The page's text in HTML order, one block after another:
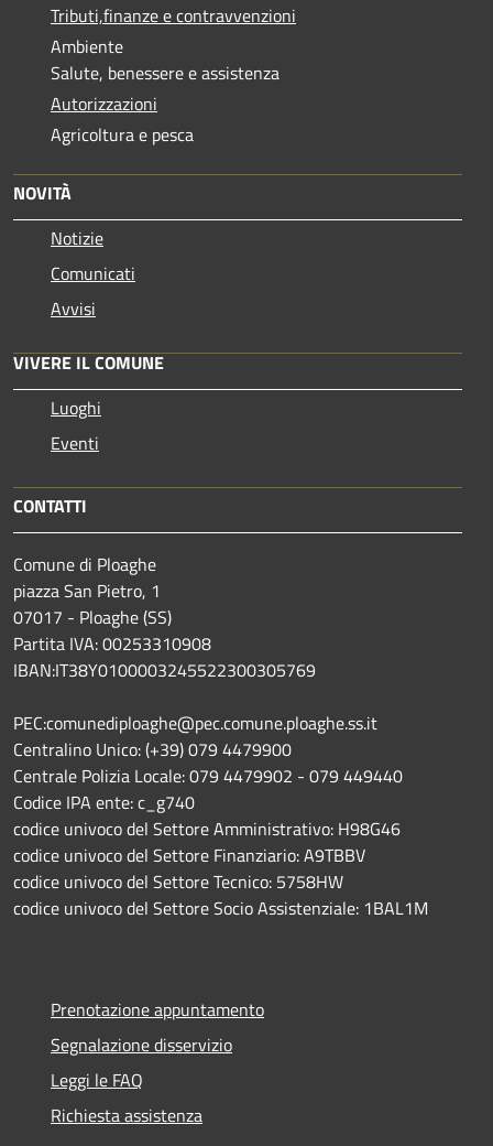
Tributi,finanze e contravvenzioni
Ambiente
Salute, benessere e assistenza
Autorizzazioni
Agricoltura e pesca
NOVITÀ
Notizie
Comunicati
Avvisi
VIVERE IL COMUNE
Luoghi
Eventi
CONTATTI
Comune di Ploaghe
piazza San Pietro, 1
07017 - Ploaghe (SS)
Partita IVA: 00253310908
IBAN:IT38Y0100003245522300305769
PEC:comunediploaghe@pec.comune.ploaghe.ss.it
Centralino Unico: (+39) 079 4479900
Centrale Polizia Locale: 079 4479902 - 079 449440
Codice IPA ente: c_g740
codice univoco del Settore Amministrativo: H98G46
codice univoco del Settore Finanziario: A9TBBV
codice univoco del Settore Tecnico: 5758HW
codice univoco del Settore Socio Assistenziale: 1BAL1M
Prenotazione appuntamento
Segnalazione disservizio
Leggi le FAQ
Richiesta assistenza